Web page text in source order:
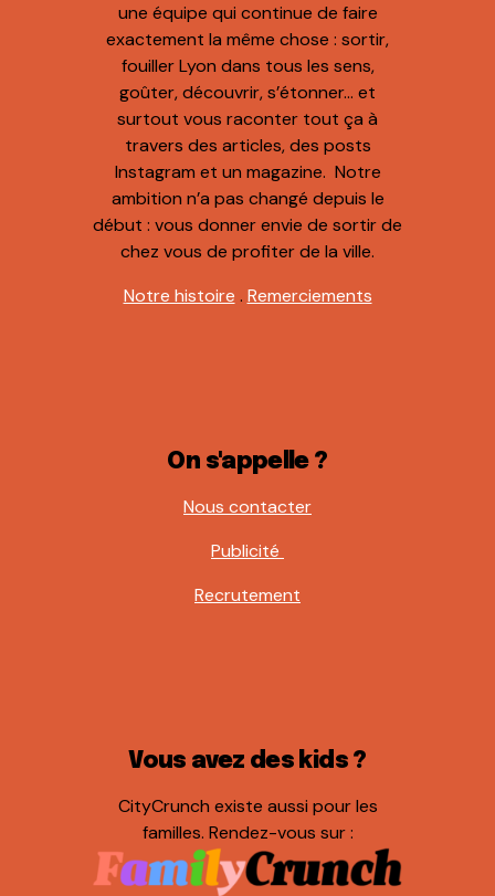
une équipe qui continue de faire
exactement la même chose : sortir,
fouiller Lyon dans tous les sens,
goûter, découvrir, s’étonner… et
surtout vous raconter tout ça à
travers des articles, des posts
Instagram et un magazine. Notre
ambition n’a pas changé depuis le
début : vous donner envie de sortir de
chez vous de profiter de la ville.
Notre histoire . Remerciements
On s'appelle ?
Nous contacter
Publicité
Recrutement
Vous avez des kids ?
CityCrunch existe aussi pour les
familles. Rendez-vous sur :